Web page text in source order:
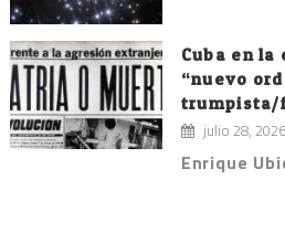
Cuba en
“nuevo
trumpista/
julio 28, 2026
Enrique